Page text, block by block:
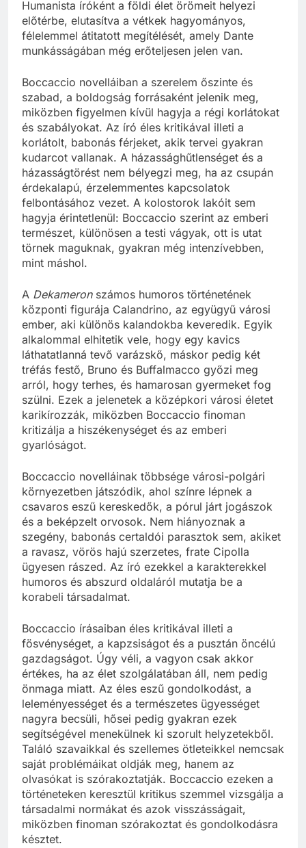
Humanista íróként a földi élet örömeit helyezi
előtérbe, elutasítva a vétkek hagyományos,
félelemmel átitatott megítélését, amely Dante
munkásságában még erőteljesen jelen van.
Boccaccio novelláiban a szerelem őszinte és
szabad, a boldogság forrásaként jelenik meg,
miközben figyelmen kívül hagyja a régi korlátokat
és szabályokat. Az író éles kritikával illeti a
korlátolt, babonás férjeket, akik tervei gyakran
kudarcot vallanak. A házassághűtlenséget és a
házasságtörést nem bélyegzi meg, ha az csupán
érdekalapú, érzelemmentes kapcsolatok
felbontásához vezet. A kolostorok lakóit sem
hagyja érintetlenül: Boccaccio szerint az emberi
természet, különösen a testi vágyak, ott is utat
törnek maguknak, gyakran még intenzívebben,
mint máshol.
A Dekameronszámos humoros történetének
központi figurája Calandrino, az együgyű városi
ember, aki különös kalandokba keveredik. Egyik
alkalommal elhitetik vele, hogy egy kavics
láthatatlanná tevő varázskő, máskor pedig két
tréfás festő, Bruno és Buffalmacco győzi meg
arról, hogy terhes, és hamarosan gyermeket fog
szülni. Ezek a jelenetek a középkori városi életet
karikírozzák, miközben Boccaccio finoman
kritizálja a hiszékenységet és az emberi
gyarlóságot.
Boccaccio novelláinak többsége városi-polgári
környezetben játszódik, ahol színre lépnek a
csavaros eszű kereskedők, a pórul járt jogászok
és a beképzelt orvosok. Nem hiányoznak a
szegény, babonás certaldói parasztok sem, akiket
a ravasz, vörös hajú szerzetes, frate Cipolla
ügyesen rászed. Az író ezekkel a karakterekkel
humoros és abszurd oldaláról mutatja be a
korabeli társadalmat.
Boccaccio írásaiban éles kritikával illeti a
fösvénységet, a kapzsiságot és a pusztán öncélú
gazdagságot. Úgy véli, a vagyon csak akkor
értékes, ha az élet szolgálatában áll, nem pedig
önmaga miatt. Az éles eszű gondolkodást, a
leleményességet és a természetes ügyességet
nagyra becsüli, hősei pedig gyakran ezek
segítségével menekülnek ki szorult helyzetekből.
Találó szavaikkal és szellemes ötleteikkel nemcsak
saját problémáikat oldják meg, hanem az
olvasókat is szórakoztatják. Boccaccio ezeken a
történeteken keresztül kritikus szemmel vizsgálja a
társadalmi normákat és azok visszásságait,
miközben finoman szórakoztat és gondolkodásra
késztet.